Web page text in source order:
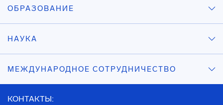
ОБРАЗОВАНИЕ
НАУКА
МЕЖДУНАРОДНОЕ СОТРУДНИЧЕСТВО
КОНТАКТЫ: